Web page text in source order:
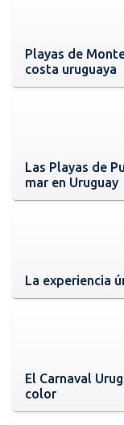
Playas de
costa uruguaya
Las Playas de
mar en Uruguay
La experiencia
El Carnaval
color